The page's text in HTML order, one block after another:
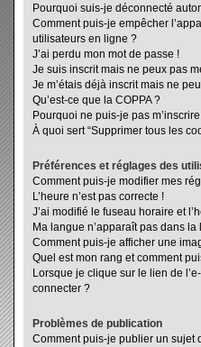
Pourquoi suis-je déconnecté
Comment puis-je empêcher
utilisateurs en ligne ?
J’ai perdu mon mot de passe !
Je suis inscrit mais ne peux pas
Je m’étais déjà inscrit mais ne
Qu’est-ce que la COPPA ?
Pourquoi ne puis-je pas
À quoi sert “Supprimer tous les
Préférences et réglages des
Comment puis-je modifier mes
L’heure n’est pas correcte !
J’ai modifié le fuseau horaire et
Ma langue n’apparaît pas dans la
Comment puis-je afficher une
Quel est mon rang et comment
Lorsque je clique sur le lien de
connecter ?
Problèmes de publication
Comment puis-je publier un sujet